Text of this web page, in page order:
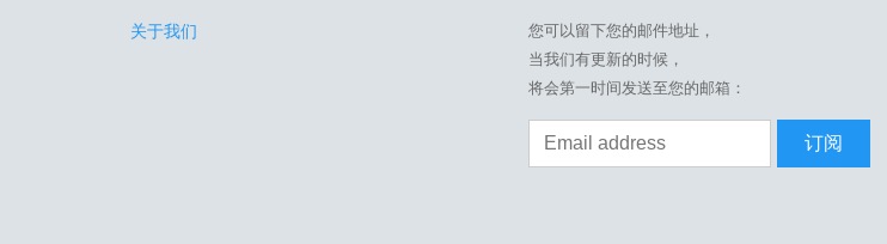
关于我们
您可以留下您的邮件地址，
当我们有更新的时候，
将会第一时间发送至您的邮箱：
订阅